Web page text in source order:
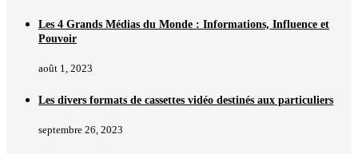
Les 4 Grands Médias du Monde : Informations, Influence et
Pouvoir
août 1, 2023
Les divers formats de cassettes vidéo destinés aux particuliers
septembre 26, 2023